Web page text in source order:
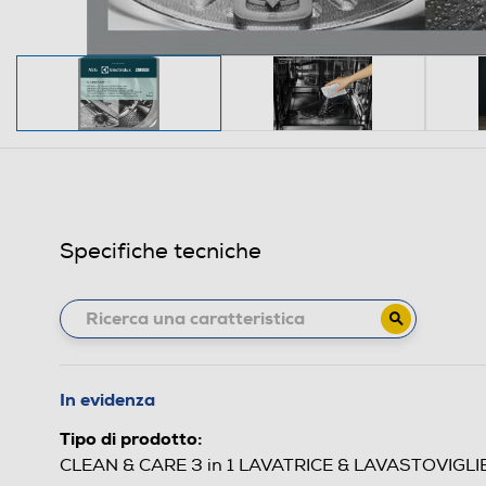
Specifiche tecniche
In evidenza
Tipo di prodotto:
CLEAN & CARE 3 in 1 LAVATRICE &